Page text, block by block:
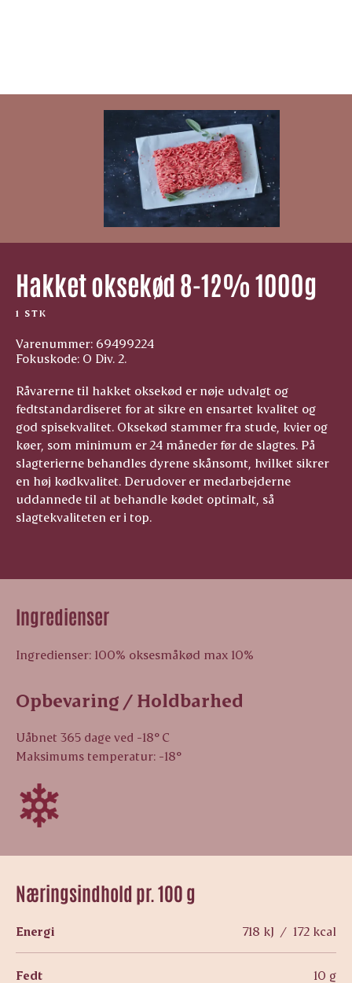
Hakket oksekød 8-12% 1000g
1 STK
Varenummer: 69499224
Fokuskode: O Div. 2.
Råvarerne til hakket oksekød er nøje udvalgt og
fedtstandardiseret for at sikre en ensartet kvalitet og
god spisekvalitet. Oksekød stammer fra stude, kvier og
køer, som minimum er 24 måneder før de slagtes. På
slagterierne behandles dyrene skånsomt, hvilket sikrer
en høj kødkvalitet. Derudover er medarbejderne
uddannede til at behandle kødet optimalt, så
slagtekvaliteten er i top.
Næringsindhold pr. 100 g
Energi 718 kJ / 172 kcal
Fedt 10 g
Ingredienser
Ingredienser: 100% oksesmåkød max 10%
Opbevaring / Holdbarhed
Uåbnet 365 dage ved -18° C
Maksimums temperatur: -18°